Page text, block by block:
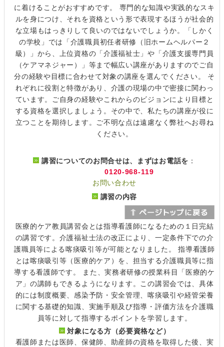
に着けることがおすすめです。 専門的な知識や実践的なスキ
ルを身につけ、それを資格という形で表現するほうが社会的
な立場もはっきりして良いのではないでしょうか。「しかく
の学校」では「介護職員初任者研修（旧ホームヘルパー２
級）」から、上位資格の「介護福祉士」や「介護支援専門員
（ケアマネジャー）」等まで幅広い講座がありますのでご自
分の経験や目標に合わせて対象の講座を選んでください。 そ
れぞれに役割と特徴があり、介護の現場の中で密接に関わっ
ています。ご自身の経験やこれからのビジョンにより目標と
する資格を選択しましょう。その中で、私たちの講座が役に
立つことを期待します。ご不明な点は遠慮なく弊社へお尋ね
ください。
講習についてのお問合せは、まずはお電話を ：
0120-968-119
お問い合わせ
講習の内容
医療的ケア教員講習会とは指導看護師になるための１日完結
の講習です。介護福祉士法の改正により、一定条件下での介
護職員等による喀痰吸引等が可能となりました。 指導看護師
とは喀痰吸引等（医療的ケア）を、担当する介護職員等に指
導する看護師です。 また、実務者研修の授業科目「医療的ケ
ア」の講師もできるようになります。この講習会では、具体
的には制度概要、感染予防・安全管理、喀痰吸引や経管栄養
に関する基礎的知識、実施手順及び指導・評価方法を介護職
員等に対して指導するポイントを学習します。
対象になる方（必要資格など）
看護師または医師、保健師、助産師の資格を取得した後、実